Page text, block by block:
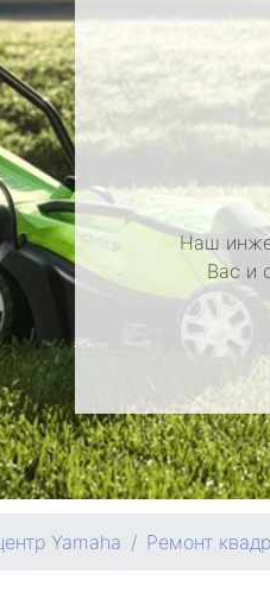
Наш
Вас и
Yamaha Ремонт